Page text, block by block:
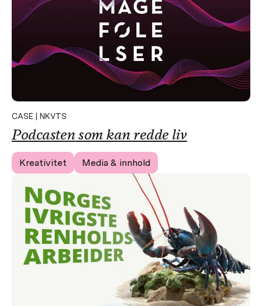
CASE | NKVTS
Podcastensom kan redde liv
Kreativitet Media & innhold